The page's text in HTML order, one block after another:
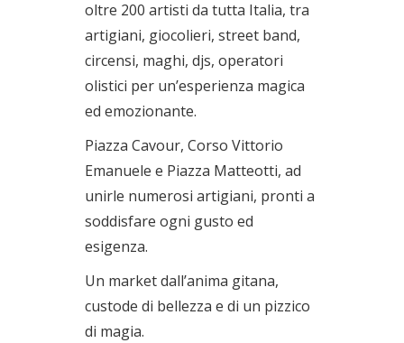
oltre 200 artisti da tutta Italia, tra
artigiani, giocolieri, street band,
circensi, maghi, djs, operatori
olistici per un’esperienza magica
ed emozionante.
Piazza Cavour, Corso Vittorio
Emanuele e Piazza Matteotti, ad
unirle numerosi artigiani, pronti a
soddisfare ogni gusto ed
esigenza.
Un market dall’anima gitana,
custode di bellezza e di un pizzico
di magia.